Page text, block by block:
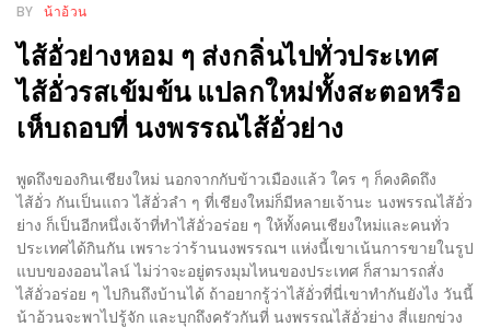
ประจำ
2557
ชิง
รางวัล
กับ
สมาชิก
ENEWS
BY น้าอ้วน
ไส้อั่วย่างหอม ๆ ส่งกลิ่นไปทั่วประเทศ
ไส้อั่วรสเข้มข้น แปลกใหม่ทั้งสะตอหรือ
เห็บถอบที่ นงพรรณไส้อั่วย่าง
พูดถึงของกินเชียงใหม่ นอกจากกับข้าวเมืองแล้ว ใคร ๆ ก็คงคิดถึง
ไส้อั่ว กันเป็นแถว ไส้อั่วลำ ๆ ที่เชียงใหม่ก็มีหลายเจ้านะ นงพรรณไส้อั่ว
ย่าง ก็เป็นอีกหนึ่งเจ้าที่ทำไส้อั่วอร่อย ๆ ให้ทั้งคนเชียงใหม่และคนทั่ว
ประเทศได้กินกัน เพราะว่าร้านนงพรรณฯ แห่งนี้เขาเน้นการขายในรูป
แบบของออนไลน์ ไม่ว่าจะอยู่ตรงมุมไหนของประเทศ ก็สามารถสั่ง
ไส้อั่วอร่อย ๆ ไปกินถึงบ้านได้ ถ้าอยากรู้ว่าไส้อั่วที่นี่เขาทำกันยังไง วันนี้
น้าอ้วนจะพาไปรู้จัก และบุกถึงครัวกันที่ นงพรรณไส้อั่วย่าง สี่แยกข่วง